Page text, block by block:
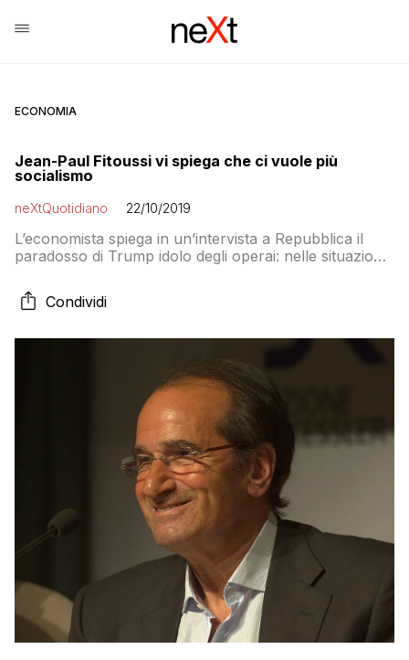
ECONOMIA
Jean-Paul Fitoussi vi spiega che ci vuole più
socialismo
neXtQuotidiano 22/10/2019
L’economista spiega in un’intervista a Repubblica il
paradosso di Trump idolo degli operai: nelle situazioni
di Keynes sempre attuale
Condividi